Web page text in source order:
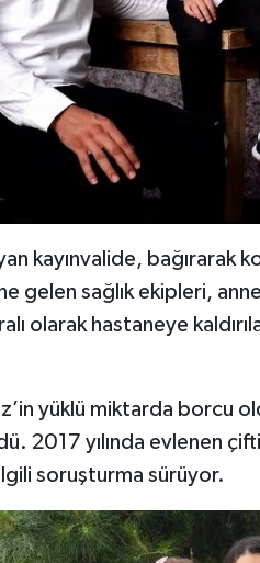
kayınvalide, bağırarak
gelen sağlık ekipleri,
olarak hastaneye
yüklü miktarda borcu
2017 yılında evlenen
ilgili soruşturma sürüyor.